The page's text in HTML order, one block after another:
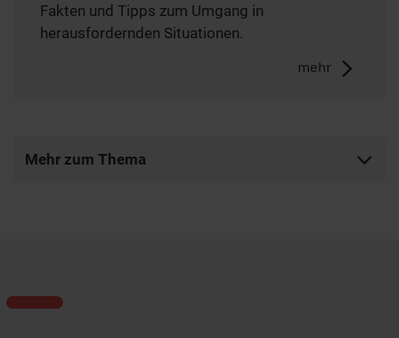
Fakten und Tipps zum Umgang in
herausfordernden Situationen.
mehr
Mehr zum Thema